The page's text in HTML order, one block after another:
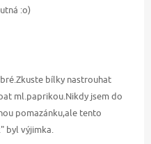
:o)
bílky nastrouhat
ml.paprikou.Nikdy jsem do
pomazánku,ale tento
byl výjimka.